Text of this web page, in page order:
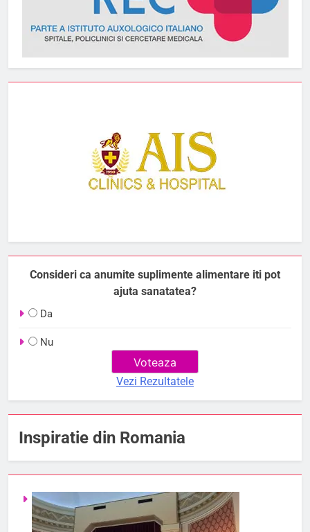
Consideri ca anumite suplimente alimentare iti pot
ajuta sanatatea?
Da
Nu
Vezi Rezultatele
Inspiratie din Romania